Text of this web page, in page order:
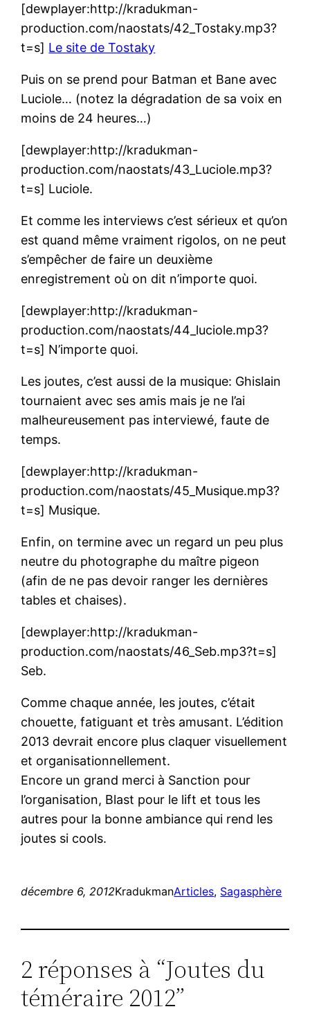
[dewplayer:http://kradukman-
production.com/naostats/42_Tostaky.mp3?
t=s] Le site de Tostaky
Puis on se prend pour Batman et Bane avec
Luciole… (notez la dégradation de sa voix en
moins de 24 heures…)
[dewplayer:http://kradukman-
production.com/naostats/43_Luciole.mp3?
t=s] Luciole.
Et comme les interviews c’est sérieux et qu’on
est quand même vraiment rigolos, on ne peut
s’empêcher de faire un deuxième
enregistrement où on dit n’importe quoi.
[dewplayer:http://kradukman-
production.com/naostats/44_luciole.mp3?
t=s] N’importe quoi.
Les joutes, c’est aussi de la musique: Ghislain
tournaient avec ses amis mais je ne l’ai
malheureusement pas interviewé, faute de
temps.
[dewplayer:http://kradukman-
production.com/naostats/45_Musique.mp3?
t=s] Musique.
Enfin, on termine avec un regard un peu plus
neutre du photographe du maître pigeon
(afin de ne pas devoir ranger les dernières
tables et chaises).
[dewplayer:http://kradukman-
production.com/naostats/46_Seb.mp3?t=s]
Seb.
Comme chaque année, les joutes, c’était
chouette, fatiguant et très amusant. L’édition
2013 devrait encore plus claquer visuellement
et organisationnellement.
Encore un grand merci à Sanction pour
l’organisation, Blast pour le lift et tous les
autres pour la bonne ambiance qui rend les
joutes si cools.
décembre 6, 2012KradukmanArticles, Sagasphère
2 réponses à “Joutes du
téméraire 2012”